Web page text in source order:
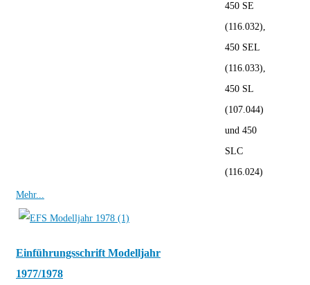
450 SE
(116.032),
450 SEL
(116.033),
450 SL
(107.044)
und 450
SLC
(116.024)
Mehr...
Einführungsschrift Modelljahr
1977/1978